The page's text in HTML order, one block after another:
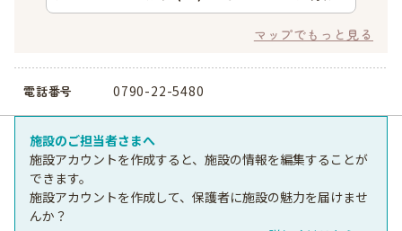
マップでもっと見る
電話番号 0790-22-5480
施設のご担当者さまへ
施設アカウントを作成すると、施設の情報を編集することが
できます。
施設アカウントを作成して、保護者に施設の魅力を届けませ
んか？